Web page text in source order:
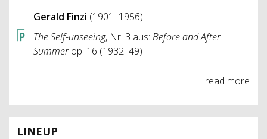
Gerald Finzi (1901‒1956)
The Self-unseeing, Nr. 3 aus: Before and After
Summerop. 16 (1932–49)
read more
LINEUP